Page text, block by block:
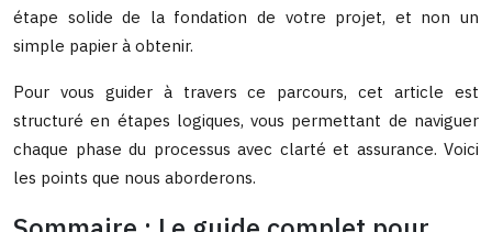
étape solide de la fondation de votre projet, et non un
simple papier à obtenir.
Pour vous guider à travers ce parcours, cet article est
structuré en étapes logiques, vous permettant de naviguer
chaque phase du processus avec clarté et assurance. Voici
les points que nous aborderons.